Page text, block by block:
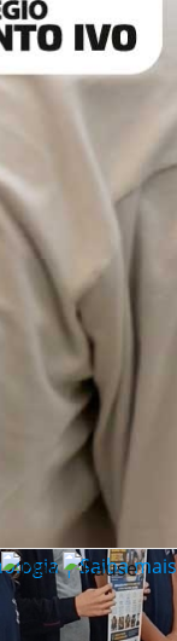
| Saiba mais